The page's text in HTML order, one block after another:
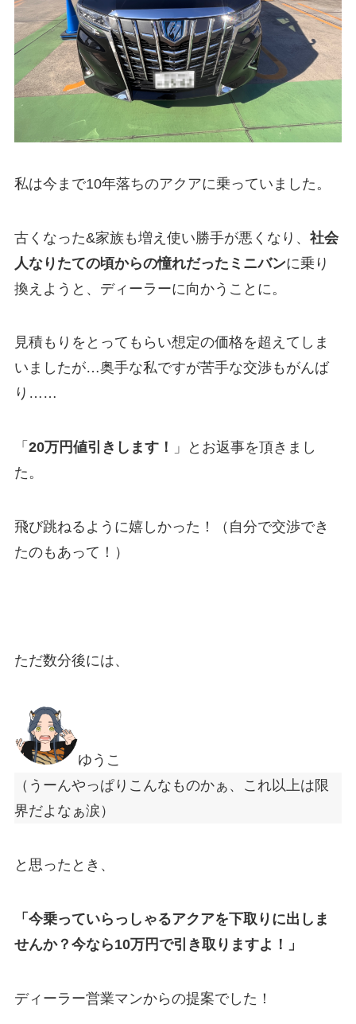
私は今まで10年落ちのアクアに乗っていました。
古くなった&家族も増え使い勝手が悪くなり、 社会
人なりたての頃からの憧れだったミニバンに乗り
換えようと、ディーラーに向かうことに。
見積もりをとってもらい想定の価格を超えてしま
いましたが…奥手な私ですが苦手な交渉もがんば
り……
「 20万円値引きします！
」とお返事を頂きまし
た。
飛び跳ねるように嬉しかった！（自分で交渉でき
たのもあって！）
ただ数分後には、
ゆうこ
（うーんやっぱりこんなものかぁ、これ以上は限
界だよなぁ涙）
と思ったとき、
「今乗っていらっしゃるアクアを下取りに出しま
せんか？今なら10万円で引き取りますよ！」
ディーラー営業マンからの提案でした！